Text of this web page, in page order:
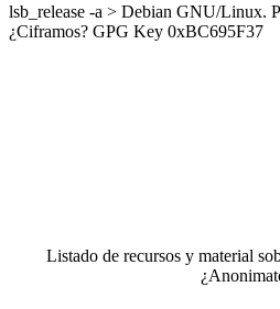
lsb_release -a > Debian GNU/Linux.
¿Ciframos? GPG Key 0xBC695F37
Listado de recursos y material